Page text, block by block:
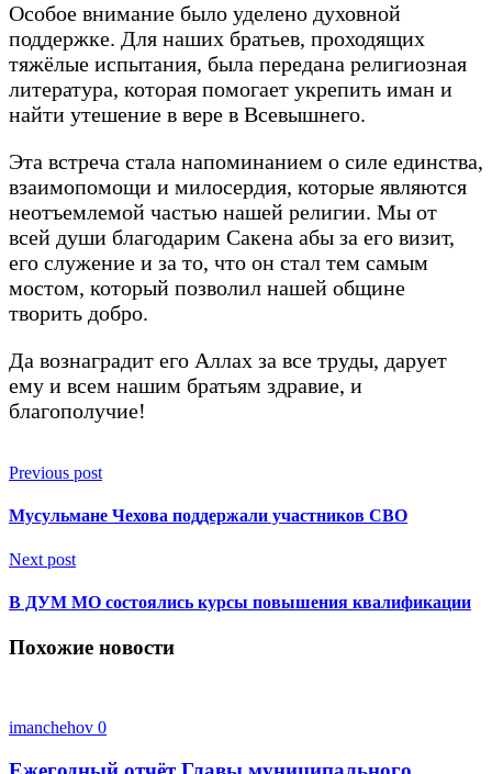
Особое внимание было уделено духовной
поддержке. Для наших братьев, проходящих
тяжёлые испытания, была передана религиозная
литература, которая помогает укрепить иман и
найти утешение в вере в Всевышнего.
Эта встреча стала напоминанием о силе единства,
взаимопомощи и милосердия, которые являются
неотъемлемой частью нашей религии. Мы от
всей души благодарим Сакена абы за его визит,
его служение и за то, что он стал тем самым
мостом, который позволил нашей общине
творить добро.
Да вознаградит его Аллах за все труды, дарует
ему и всем нашим братьям здравие, и
благополучие!
Previous post
Мусульмане Чехова поддержали участников СВО
Next post
В ДУМ МО состоялись курсы повышения квалификации
Похожие новости
imanchehov 0